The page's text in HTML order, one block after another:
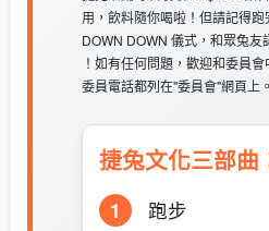
用，飲料隨你喝啦！但請記得
DOWN DOWN 儀式，和眾兔
！如有任何問題，歡迎和委員
委員電話都列在"委員會"網頁上。
捷兔文化三部曲
1
跑步